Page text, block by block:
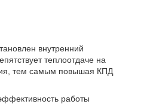
внутренний
теплоотдаче на
тем самым повышая КПД
работы